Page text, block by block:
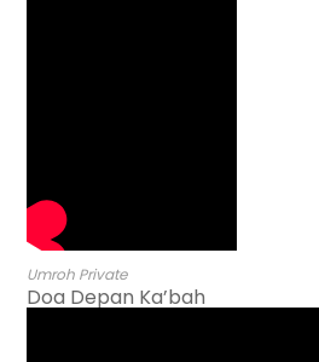
Umroh Private
Doa Depan Ka’bah